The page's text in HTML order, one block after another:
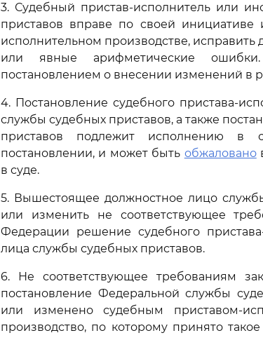
3. Судебный пристав-исполнитель или
приставов вправе по своей
исполнительном производстве,
или явные арифметические
постановлением о внесении изменений в
4. Постановление судебного пристава-
службы судебных приставов, а также
приставов подлежит исполнению в
постановлении, и может быть обжаловано
в суде.
5. Вышестоящее должностное лицо
или изменить не соответствующее
Федерации решение судебного
лица службы судебных приставов.
6. Не соответствующее требованиям
постановление Федеральной службы
или изменено судебным приставом-
производство, по которому принято